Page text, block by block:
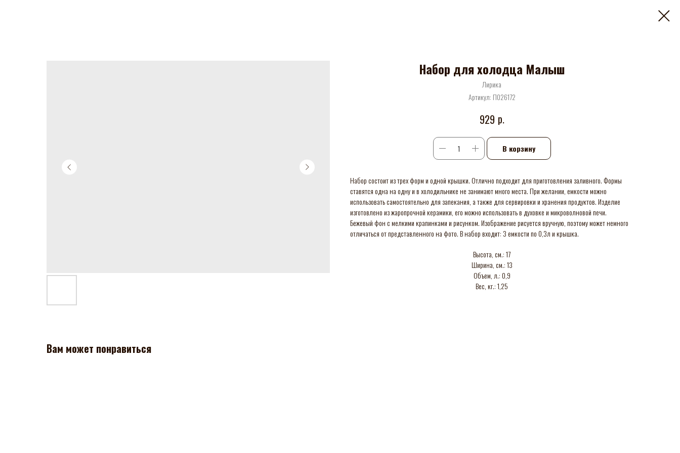
Набор для холодца Малыш
Лирика
Артикул: П026172
929 р.
В корзину
Набор состоит из трех форм и одной крышки. Отлично подходит для приготовления заливного. Формы
ставятся одна на одну и в холодильнике не занимают много места. При желании, емкости можно
использовать самостоятельно для запекания, а также для сервировки и хранения продуктов. Изделие
изготовлено из жаропрочной керамики, его можно использовать в духовке и микроволновой печи.
Бежевый фон с мелкими крапинками и рисунком. Изображение рисуется вручную, поэтому может немного
отличаться от представленного на фото. В набор входит: 3 емкости по 0,3л и крышка.
Высота, см.: 17
Ширина, см.: 13
Объем, л.: 0,9
Вес, кг.: 1,25
Вам может понравиться